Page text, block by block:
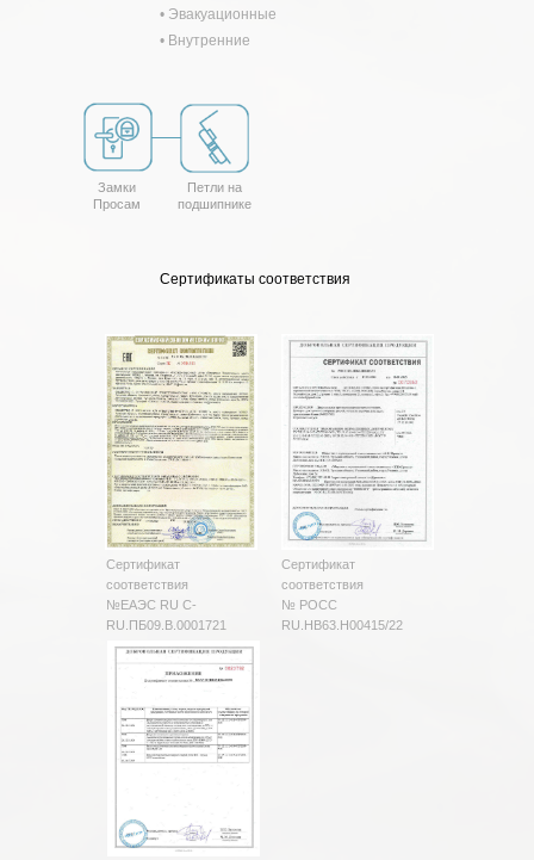
Замки
Просам
Петли на
подшипнике
• Эвакуационные
• Внутренние
Сертификаты соответствия
Сертификат
соответствия
№ЕАЭС RU C-
RU.ПБ09.В.0001721
Сертификат
соответствия
№ РОСС
RU.HB63.H00415/22